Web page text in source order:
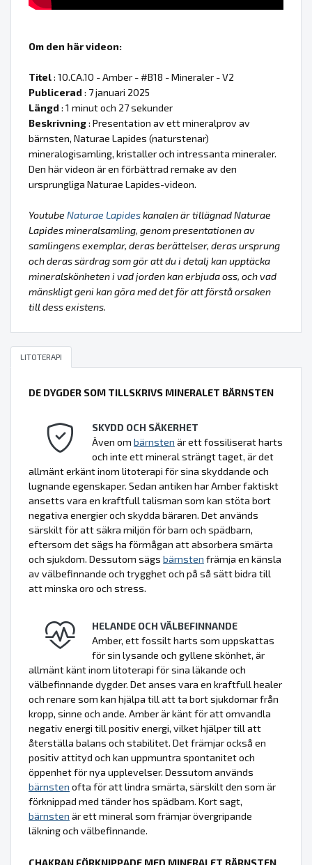
Om den här videon:
Titel: 10.CA.10 - Amber - #B18 - Mineraler - V2
Publicerad : 7 januari 2025
Längd : 1 minut och 27 sekunder
Beskrivning: Presentation av ett mineralprov av
bärnsten, Naturae Lapides (naturstenar)
mineralogisamling, kristaller och intressanta mineraler.
Den här videon är en förbättrad remake av den
ursprungliga Naturae Lapides-videon.
Youtube Naturae Lapideskanalen är tillägnad Naturae
Lapides mineralsamling, genom presentationen av
samlingens exemplar, deras berättelser, deras ursprung
och deras särdrag som gör att du i detalj kan upptäcka
mineralskönheten i vad jorden kan erbjuda oss, och vad
mänskligt geni kan göra med det för att förstå orsaken
till dess existens.
LITOTERAPI
DE DYGDER SOM TILLSKRIVS MINERALET BÄRNSTEN
SKYDD OCH SÄKERHET
Även om bärnsten är ett fossiliserat harts
och inte ett mineral strängt taget, är det
allmänt erkänt inom litoterapi för sina skyddande och
lugnande egenskaper. Sedan antiken har Amber faktiskt
ansetts vara en kraftfull talisman som kan stöta bort
negativa energier och skydda bäraren. Det används
särskilt för att säkra miljön för barn och spädbarn,
eftersom det sägs ha förmågan att absorbera smärta
och sjukdom. Dessutom sägs bärnsten främja en känsla
av välbefinnande och trygghet och på så sätt bidra till
att minska oro och stress.
HELANDE OCH VÄLBEFINNANDE
Amber, ett fossilt harts som uppskattas
för sin lysande och gyllene skönhet, är
allmänt känt inom litoterapi för sina läkande och
välbefinnande dygder. Det anses vara en kraftfull healer
och renare som kan hjälpa till att ta bort sjukdomar från
kropp, sinne och ande. Amber är känt för att omvandla
negativ energi till positiv energi, vilket hjälper till att
återställa balans och stabilitet. Det främjar också en
positiv attityd och kan uppmuntra spontanitet och
öppenhet för nya upplevelser. Dessutom används
bärnsten ofta för att lindra smärta, särskilt den som är
förknippad med tänder hos spädbarn. Kort sagt,
bärnsten är ett mineral som främjar övergripande
läkning och välbefinnande.